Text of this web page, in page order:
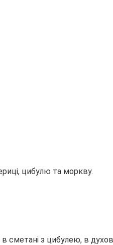
цибулю та моркву.